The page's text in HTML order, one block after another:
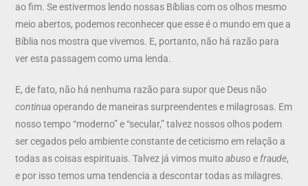
ao fim. Se estivermos lendo nossas Bíblias com os olhos mesmo
meio abertos, podemos reconhecer que esse é o mundo em que a
Bíblia nos mostra que vivemos. E, portanto, não há razão para
ver esta passagem como uma lenda.
E, de fato, não há nenhuma razão para supor que Deus não
continuaoperando de maneiras surpreendentes e milagrosas. Em
nosso tempo “moderno” e “secular,” talvez nossos olhos podem
ser cegados pelo ambiente constante de ceticismo em relação a
todas as coisas espirituais. Talvez já vimos muitoabuso e fraude,
e por isso temos uma tendencia a descontar todas as milagres.